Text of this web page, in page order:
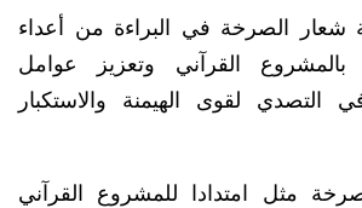
شعار الصرخة في البراءة من أعداء
بالمشروع القرآني وتعزيز عوامل
التصدي لقوى الهيمنة والاستكبار
مثل امتدادا للمشروع القرآني